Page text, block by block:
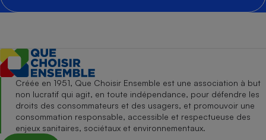
Créée en 1951, Que Choisir Ensemble est une association à but
non lucratif qui agit, en toute indépendance, pour défendre les
droits des consommateurs et des usagers, et promouvoir une
consommation responsable, accessible et respectueuse des
enjeux sanitaires, sociétaux et environnementaux.